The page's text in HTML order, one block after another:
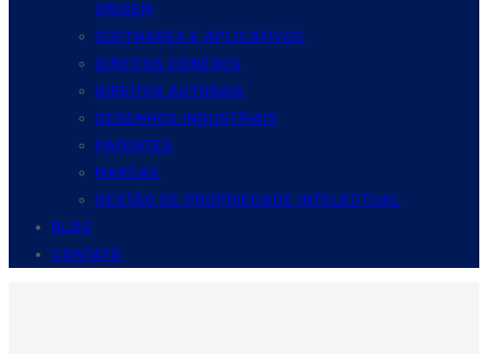
ORIGEM
SOFTWARES E APLICATIVOS
DIREITOS CONEXOS
DIREITOS AUTORAIS
DESENHOS INDUSTRIAIS
PATENTES
MARCAS
GESTÃO DE PROPRIEDADE INTELECTUAL
BLOG
CONTATO